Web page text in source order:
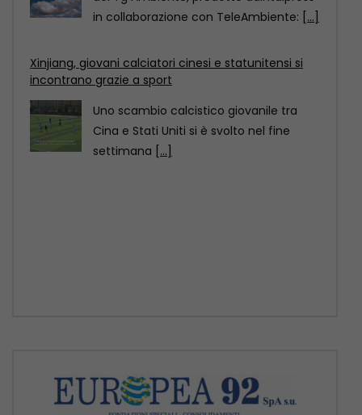
in collaborazione con TeleAmbiente: [...]
Xinjiang, giovani calciatori cinesi e statunitensi si
incontrano grazie a sport
Uno scambio calcistico giovanile tra
Cina e Stati Uniti si è svolto nel fine
settimana [...]